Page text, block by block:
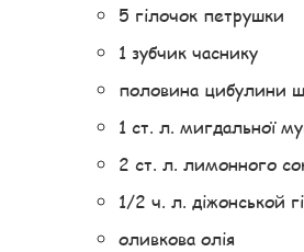
5 гілочок петрушки
1 зубчик часнику
половина цибулини
1 ст. л. мигдальної
2 ст. л. лимонного
1/2 ч. л. діжонськой
оливкова олія